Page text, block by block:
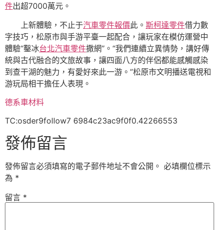
件出超7000萬元。
上新體驗，不止于汽車零件報價此。 斯柯達零件借力數
字技巧，松原市與手游平臺一起配合，讓玩家在模仿運營中
體驗“鑿冰台北汽車零件撒網”。“我們連續立異情勢，講好傳
統與古代融合的文旅故事，讓四面八方的伴侶都能感觸感染
到查干湖的魅力，有愛好來此一游。”松原市文明播送電視和
游玩局相干擔任人表現。
德系車材料
TC:osder9follow7 6984c23ac9f0f0.42266553
發佈留言
發佈留言必須填寫的電子郵件地址不會公開。 必填欄位標示
為 *
留言 *